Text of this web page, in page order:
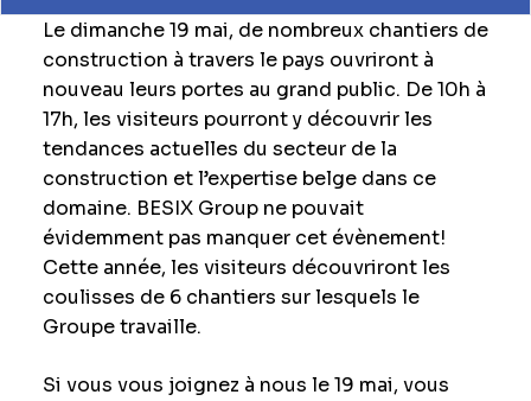
Le dimanche 19 mai, de nombreux chantiers de
construction à travers le pays ouvriront à
nouveau leurs portes au grand public. De 10h à
17h, les visiteurs pourront y découvrir les
tendances actuelles du secteur de la
construction et l’expertise belge dans ce
domaine. BESIX Group ne pouvait
évidemment pas manquer cet évènement!
Cette année, les visiteurs découvriront les
coulisses de 6 chantiers sur lesquels le
Groupe travaille.
Si vous vous joignez à nous le 19 mai, vous